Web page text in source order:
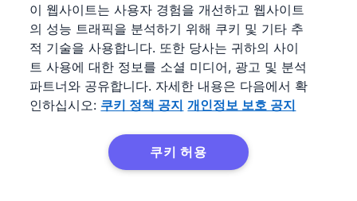
Legal hub
하위 프로세서
Pipedrive
이 웹사이트는 사용자 경험을 개선하고 웹사이트
의 성능 트래픽을 분석하기 위해 쿠키 및 기타 추
적 기술을 사용합니다. 또한 당사는 귀하의 사이
트 사용에 대한 정보를 소셜 미디어, 광고 및 분석
파트너와 공유합니다. 자세한 내용은 다음에서 확
인하십시오: 쿠키 정책 공지 개인정보 보호 공지
쿠키 허용